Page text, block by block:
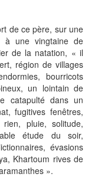
ce père, sur une
à une vingtaine de
de la natation, « il
région de villages
bourricots
un lointain de
catapulté dans un
fugitives fenêtres,
pluie, solitude,
étude du soir,
évasions
Khartoum rives de
».